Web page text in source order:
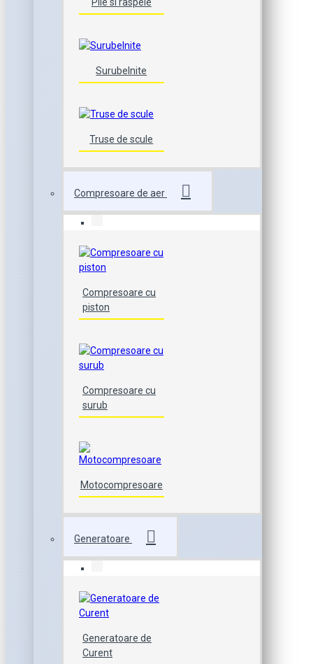
Surubelnite
Truse de scule
Compresoare de aer
Compresoare cu
piston
Compresoare cu
surub
Motocompresoare
Generatoare
Generatoare de
Curent